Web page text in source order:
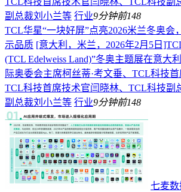
副总裁刘小兰等 行业9分钟前148
TCL华星“一块好屏”点亮2026米兰冬奥会
示品质 [意大利，米兰，2026年2月5日
(TCL Edelweiss Land)”冬奥主题展在意大
际奥委会主席柯丝蒂·考文垂、TCL科技首
TCL科技首席技术官闫晓林、TCL科技副
副总裁刘小兰等 行业9分钟前148
七麦数